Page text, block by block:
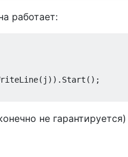
работает:
не гарантируется)